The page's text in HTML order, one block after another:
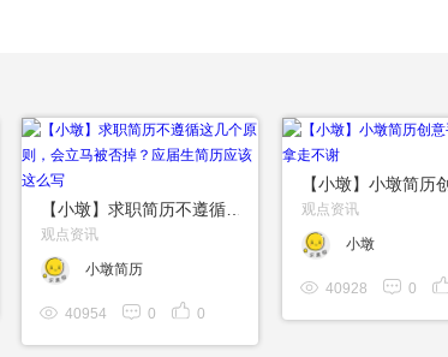
观点资讯
小墩简历
40954 0 0
观点资讯
小墩
40928 0